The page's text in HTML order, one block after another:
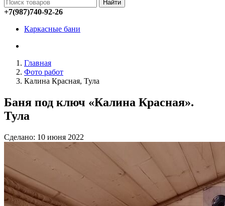
+7(987)740-92-26
Каркасные бани
Главная
Фото работ
Калина Красная, Тула
Баня под ключ «Калина Красная».
Тула
Сделано: 10 июня 2022